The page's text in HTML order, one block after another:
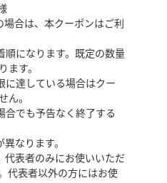
られ、現在の塔は室町時代
地方では最古の塔といわれ
中にあり、高さ29メートル
合は、本クーポンはご利
順になります。既定の数量
ます。
に達している場合はクー
ん。
合でも予告なく終了する
なります。
代表者のみにお使いいただ
代表者以外の方にはお使